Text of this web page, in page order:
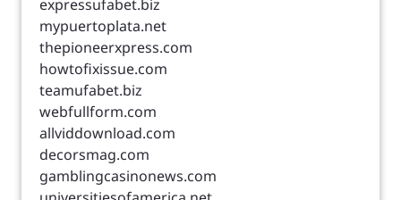
expressufabet.biz
mypuertoplata.net
thepioneerxpress.com
howtofixissue.com
teamufabet.biz
webfullform.com
allviddownload.com
decorsmag.com
gamblingcasinonews.com